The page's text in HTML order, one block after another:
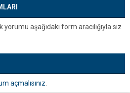
yorumu aşağıdaki form aracılığıyla siz
açmalısınız.